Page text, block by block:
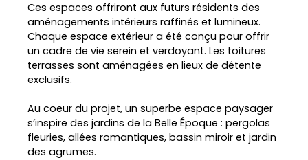
Ces espaces offriront aux futurs résidents des
aménagements intérieurs raffinés et lumineux.
Chaque espace extérieur a été conçu pour offrir
un cadre de vie serein et verdoyant. Les toitures
terrasses sont aménagées en lieux de détente
exclusifs.
Au coeur du projet, un superbe espace paysager
s’inspire des jardins de la Belle Époque : pergolas
fleuries, allées romantiques, bassin miroir et jardin
des agrumes.